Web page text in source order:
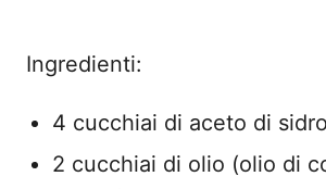
Ingredienti:
4 cucchiai di aceto di
2 cucchiai di olio (olio di